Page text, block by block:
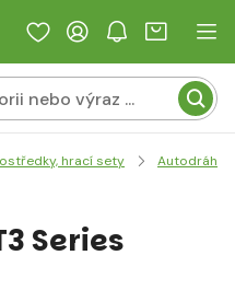
hrací sety Autodráhy
Series